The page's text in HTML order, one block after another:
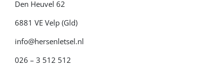
Den Heuvel 62
6881 VE Velp (Gld)
info@hersenletsel.nl
026 – 3 512 512